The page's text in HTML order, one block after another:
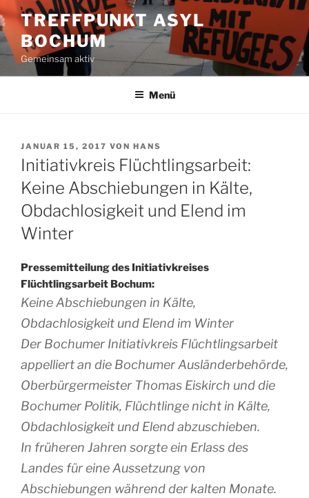
Zum
Inhalt
springen
TREFFPUNKT ASYL
BOCHUM
Gemeinsam aktiv
Menü
VERÖFFENTLICHT
AM
JANUAR 15, 2017 VON HANS
Initiativkreis Flüchtlingsarbeit:
Keine Abschiebungen in Kälte,
Obdachlosigkeit und Elend im
Winter
Pressemitteilung des Initiativkreises
Flüchtlingsarbeit Bochum:
Keine Abschiebungen in Kälte,
Obdachlosigkeit und Elend im Winter
Der Bochumer Initiativkreis Flüchtlingsarbeit
appelliert an die Bochumer Ausländerbehörde,
Oberbürgermeister Thomas Eiskirch und die
Bochumer Politik, Flüchtlinge nicht in Kälte,
Obdachlosigkeit und Elend abzuschieben.
In früheren Jahren sorgte ein Erlass des
Landes für eine Aussetzung von
Abschiebungen während der kalten Monate.